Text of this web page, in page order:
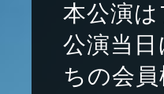
本公演
公演当日
ちの会